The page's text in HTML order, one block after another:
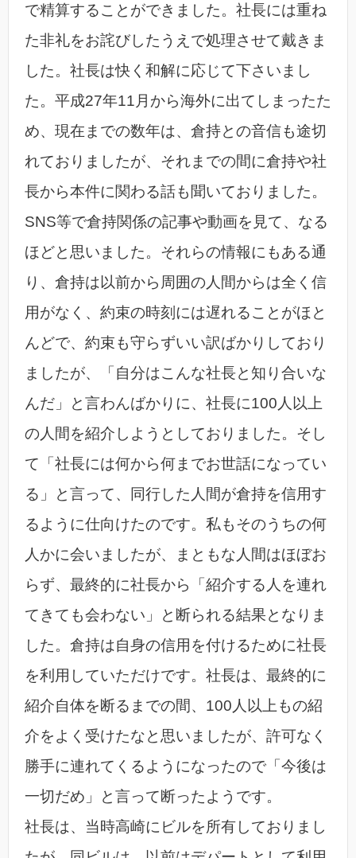
で精算することができました。社長には重ね
た非礼をお詫びしたうえで処理させて戴きま
した。社長は快く和解に応じて下さいまし
た。平成27年11月から海外に出てしまったた
め、現在までの数年は、倉持との音信も途切
れておりましたが、それまでの間に倉持や社
長から本件に関わる話も聞いておりました。
SNS等で倉持関係の記事や動画を見て、なる
ほどと思いました。それらの情報にもある通
り、倉持は以前から周囲の人間からは全く信
用がなく、約束の時刻には遅れることがほと
んどで、約束も守らずいい訳ばかりしており
ましたが、「自分はこんな社長と知り合いな
んだ」と言わんばかりに、社長に100人以上
の人間を紹介しようとしておりました。そし
て「社長には何から何までお世話になってい
る」と言って、同行した人間が倉持を信用す
るように仕向けたのです。私もそのうちの何
人かに会いましたが、まともな人間はほぼお
らず、最終的に社長から「紹介する人を連れ
てきても会わない」と断られる結果となりま
した。倉持は自身の信用を付けるために社長
を利用していただけです。社長は、最終的に
紹介自体を断るまでの間、100人以上もの紹
介をよく受けたなと思いましたが、許可なく
勝手に連れてくるようになったので「今後は
一切だめ」と言って断ったようです。
社長は、当時高崎にビルを所有しておりまし